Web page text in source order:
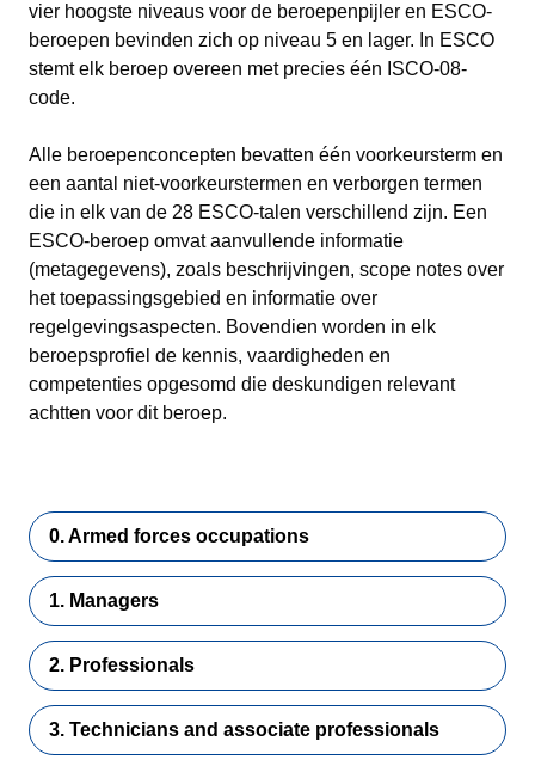
vier hoogste niveaus voor de beroepenpijler en ESCO-
beroepen bevinden zich op niveau 5 en lager. In ESCO
stemt elk beroep overeen met precies één ISCO-08-
code.
Alle beroepenconcepten bevatten één voorkeursterm en
een aantal niet-voorkeurstermen en verborgen termen
die in elk van de 28 ESCO-talen verschillend zijn. Een
ESCO-beroep omvat aanvullende informatie
(metagegevens), zoals beschrijvingen, scope notes over
het toepassingsgebied en informatie over
regelgevingsaspecten. Bovendien worden in elk
beroepsprofiel de kennis, vaardigheden en
competenties opgesomd die deskundigen relevant
achtten voor dit beroep.
0. Armed forces occupations
1. Managers
2. Professionals
3. Technicians and associate professionals